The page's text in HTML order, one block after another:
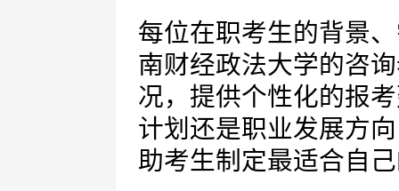
每位在职考生的背景
南财经政法大学的咨
况，提供个性化的报
计划还是职业发展方
助考生制定最适合自